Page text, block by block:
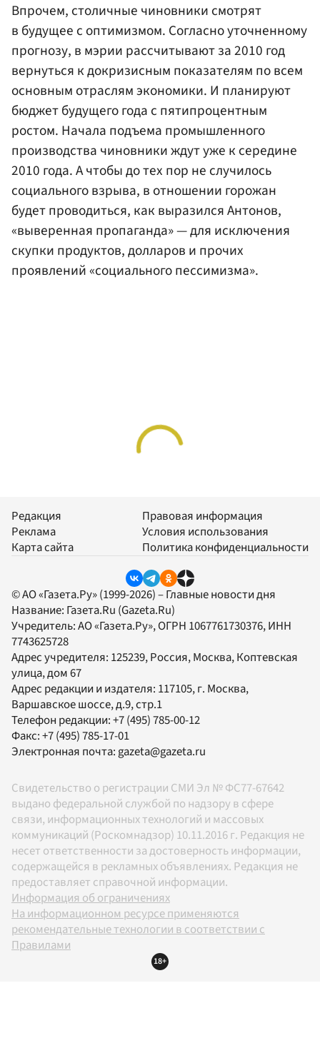
Впрочем, столичные чиновники смотрят
в будущее с оптимизмом. Согласно уточненному
прогнозу, в мэрии рассчитывают за 2010 год
вернуться к докризисным показателям по всем
основным отраслям экономики. И планируют
бюджет будущего года с пятипроцентным
ростом. Начала подъема промышленного
производства чиновники ждут уже к середине
2010 года. А чтобы до тех пор не случилось
социального взрыва, в отношении горожан
будет проводиться, как выразился Антонов,
«выверенная пропаганда» — для исключения
скупки продуктов, долларов и прочих
проявлений «социального пессимизма».
Редакция
Реклама
Карта сайта
Правовая информация
Условия использования
Политика конфиденциальности
© АО «Газета.Ру» (1999-2026) – Главные новости дня
Название: Газета.Ru (Gazeta.Ru)
Учредитель:АО «Газета.Ру», ОГРН 1067761730376, ИНН
7743625728
Адрес учредителя: 125239, Россия, Москва, Коптевская
улица, дом 67
Адрес редакции и издателя: 117105, г. Москва,
Варшавское шоссе, д.9, стр.1
Телефон редакции:+7 (495) 785-00-12
Факс:+7 (495) 785-17-01
Электронная почта:gazeta@gazeta.ru
Свидетельство о регистрации СМИ Эл № ФС77-67642
выдано федеральной службой по надзору в сфере
связи, информационных технологий и массовых
коммуникаций (Роскомнадзор) 10.11.2016 г. Редакция не
несет ответственности за достоверность информации,
содержащейся в рекламных объявлениях. Редакция не
предоставляет справочной информации.
Информация об ограничениях
На информационном ресурсе применяются
рекомендательные технологии в соответствии с
Правилами
18+